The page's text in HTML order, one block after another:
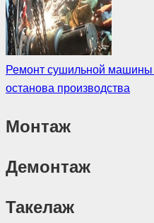
Ремонт сушильной машины
останова производства
Монтаж
Демонтаж
Такелаж